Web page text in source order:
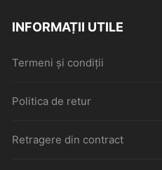
INFORMAȚII UTILE
Termeni și condiții
Politica de retur
Retragere din contract